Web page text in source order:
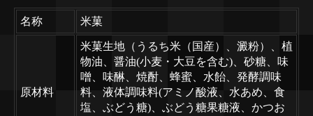
名称 米菓
原材料
米菓生地（うるち米（国産）、澱粉）、植
物油、醤油(小麦・大豆を含む)、砂糖、味
噌、味醂、焼酎、蜂蜜、水飴、発酵調味
料、液体調味料(アミノ酸液、水あめ、食
塩、ぶどう糖)、ぶどう糖果糖液、かつお